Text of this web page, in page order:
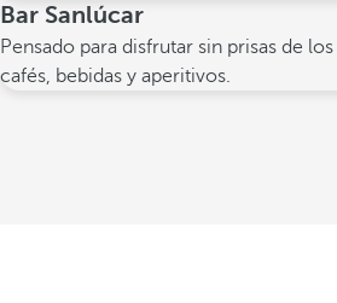
Bar Sanlúcar
Pensado para disfrutar sin prisas de
cafés, bebidas y aperitivos.